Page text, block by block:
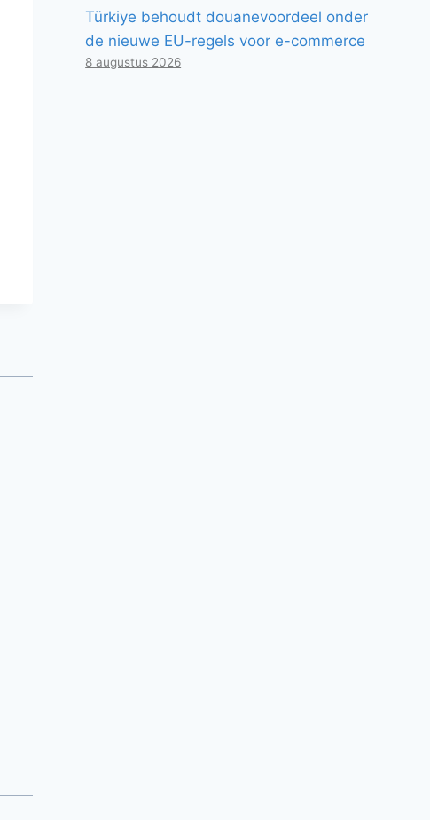
Türkiye behoudt douanevoordeel onder
de nieuwe EU-regels voor e-commerce
8 augustus 2026